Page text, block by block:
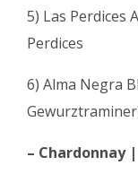
5) Las Perdices
Perdices
6) Alma Negra
– Chardonnay |